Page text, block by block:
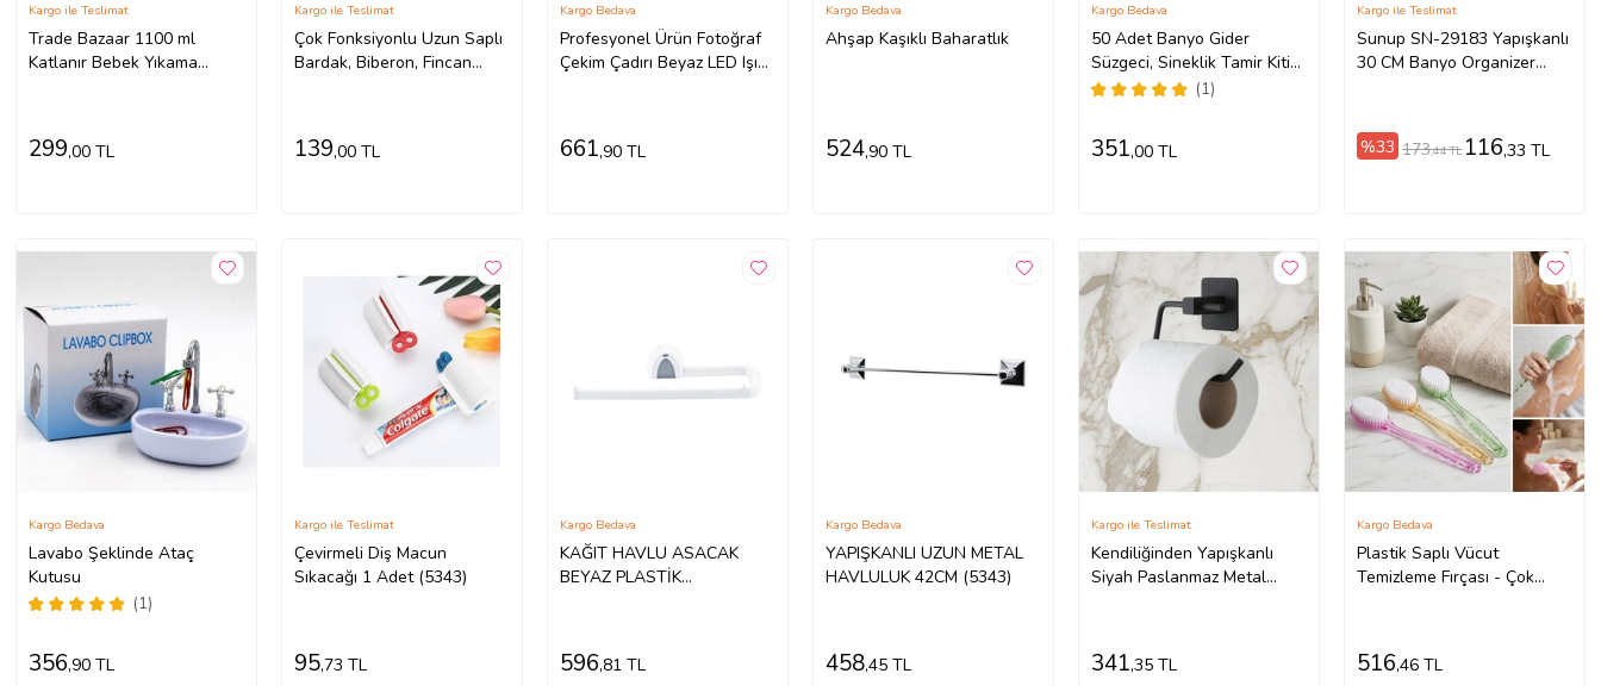
Trade Bazaar 1100 ml
Katlanır Bebek Yıkama
Kargo ile Teslimat
299,00 TL
Çok Fonksiyonlu Uzun Saplı
Bardak, Biberon, Fincan
Kargo ile Teslimat
139,00 TL
Profesyonel Ürün Fotoğraf
Çekim Çadırı Beyaz LED Işıklı
Kargo Bedava
661,90 TL
Ahşap Kaşıklı Baharatlık
Kargo Bedava
524,90 TL
50 Adet Banyo Gider
Süzgeci, Sineklik Tamir Kiti
(5343)
(1)
Kargo Bedava
351,00 TL
Sunup SN-29183 Yapışkanlı
30 CM Banyo Organizer
Kargo ile Teslimat
%33 173,44 TL 116,33 TL
Lavabo Şeklinde Ataç
Kutusu
(1)
Kargo Bedava
356,90 TL
Çevirmeli Diş Macun
Sıkacağı 1 Adet (5343)
Kargo ile Teslimat
95,73 TL
KAĞIT HAVLU ASACAK
BEYAZ PLASTİK
Kargo Bedava
596,81 TL
YAPIŞKANLI UZUN METAL
HAVLULUK 42CM (5343)
Kargo Bedava
458,45 TL
Kendiliğinden Yapışkanlı
Siyah Paslanmaz Metal
Kargo ile Teslimat
341,35 TL
Plastik Saplı Vücut
Temizleme Fırçası - Çok
Kargo Bedava
516,46 TL